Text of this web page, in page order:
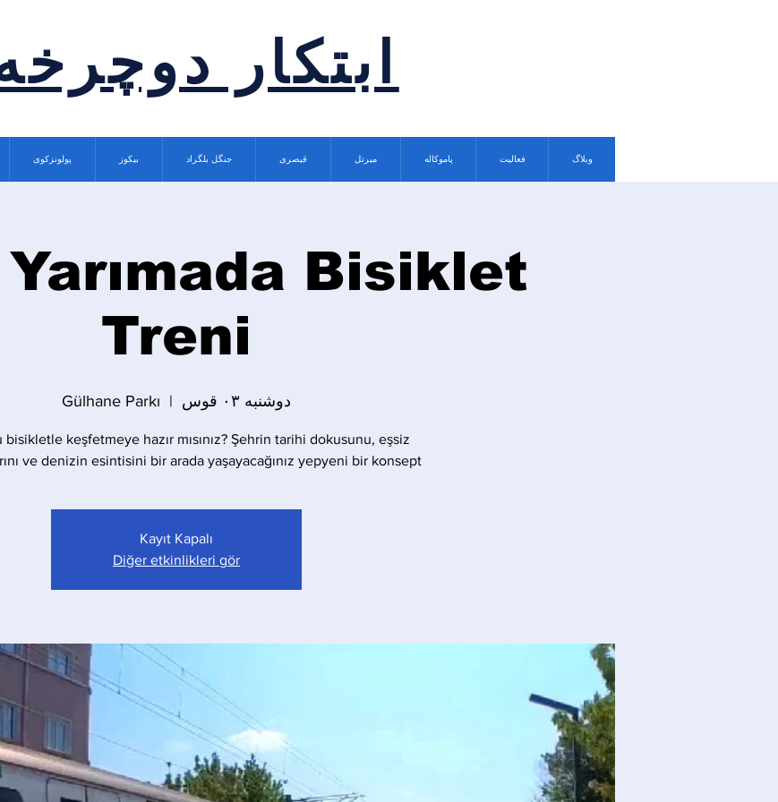
ابتکار
پولونزکوی بیکوز جنگل بلگراد قیصری میرتل پاموکاله فعالیت وبلاگ
Bisiklet
Treni
دوشنبه ۰۳ قوس
  |
Gülhane Parkı
bisikletle keşfetmeye hazır mısınız? Şehrin tarihi dokusunu, eşsiz
ve denizin esintisini bir arada yaşayacağınız yepyeni bir konsept.
Kayıt Kapalı
Diğer etkinlikleri gör